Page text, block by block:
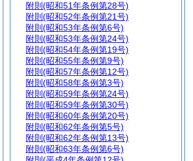
附則 (昭和51年条例第28号)
附則 (昭和52年条例第21号)
附則 (昭和53年条例第6号)
附則 (昭和53年条例第24号)
附則 (昭和54年条例第19号)
附則 (昭和55年条例第9号)
附則 (昭和57年条例第12号)
附則 (昭和58年条例第3号)
附則 (昭和59年条例第24号)
附則 (昭和59年条例第30号)
附則 (昭和60年条例第20号)
附則 (昭和62年条例第5号)
附則 (昭和62年条例第13号)
附則 (昭和63年条例第6号)